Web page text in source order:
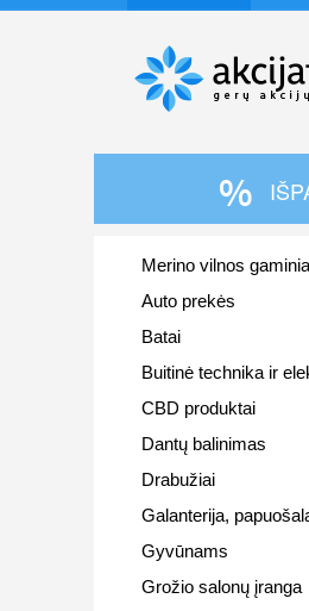
Merino vilnos
Auto prekės
Batai
Buitinė technika ir
CBD produktai
Dantų balinimas
Drabužiai
Galanterija,
Gyvūnams
Grožio salonų įranga